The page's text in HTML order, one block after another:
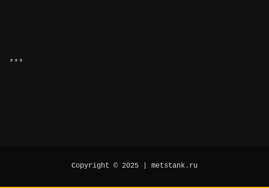
***
Copyright © 2025 | metstank.ru